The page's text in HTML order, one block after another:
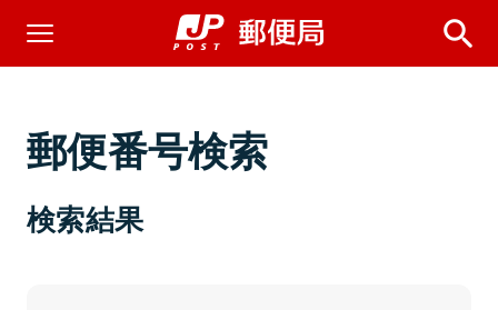
郵便番号検索
検索結果